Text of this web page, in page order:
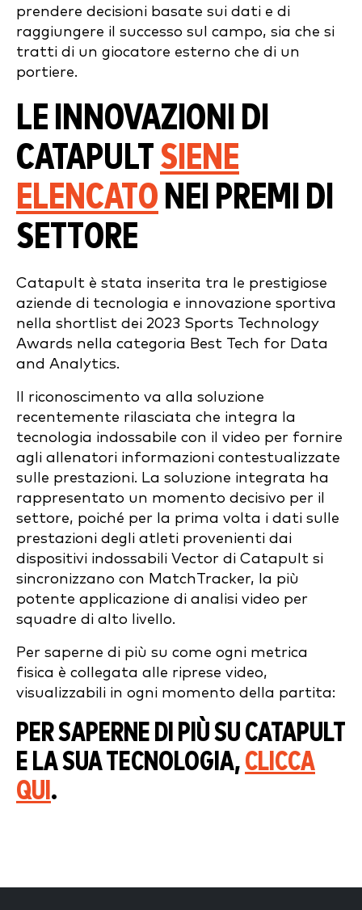
prendere decisioni basate sui dati e di
raggiungere il successo sul campo, sia che si
tratti di un giocatore esterno che di un
portiere.
LE INNOVAZIONI DI
CATAPULT S IENE
ELENCATO NEI PREMI DI
SETTORE
Catapult è stata inserita tra le prestigiose
aziende di tecnologia e innovazione sportiva
nella shortlist dei 2023 Sports Technology
Awards nella categoria Best Tech for Data
and Analytics.
Il riconoscimento va alla soluzione
recentemente rilasciata che integra la
tecnologia indossabile con il video per fornire
agli allenatori informazioni contestualizzate
sulle prestazioni. La soluzione integrata ha
rappresentato un momento decisivo per il
settore, poiché per la prima volta i dati sulle
prestazioni degli atleti provenienti dai
dispositivi indossabili Vector di Catapult si
sincronizzano con MatchTracker, la più
potente applicazione di analisi video per
squadre di alto livello.
Per saperne di più su come ogni metrica
fisica è collegata alle riprese video,
visualizzabili in ogni momento della partita:
PER SAPERNE DI PIÙ SU CATAPULT
E LA SUA TECNOLOGIA, CLICCA
QUI .